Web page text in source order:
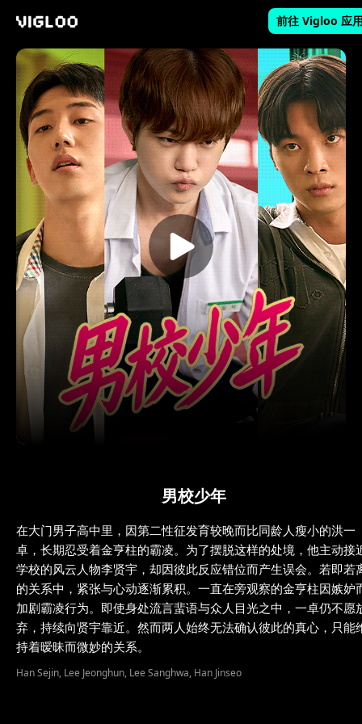
前往 Vigloo 应
男校少年
在大门男子高中里，因第二性征发育较晚而比同龄人瘦小的洪一
卓，长期忍受着金亨柱的霸凌。为了摆脱这样的处境，他主动接
学校的风云人物李贤宇，却因彼此反应错位而产生误会。若即若
的关系中，紧张与心动逐渐累积。一直在旁观察的金亨柱因嫉妒
加剧霸凌行为。即使身处流言蜚语与众人目光之中，一卓仍不愿
弃，持续向贤宇靠近。然而两人始终无法确认彼此的真心，只能
持着暧昧而微妙的关系。
Han Sejin, Lee Jeonghun, Lee Sanghwa, Han Jinseo